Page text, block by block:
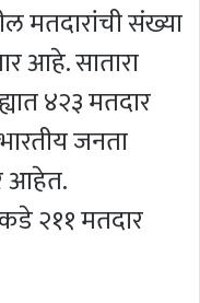
मतदारांची संख्या
आहे. सातारा
४२३ मतदार
जनता
आहेत.
२११ मतदार